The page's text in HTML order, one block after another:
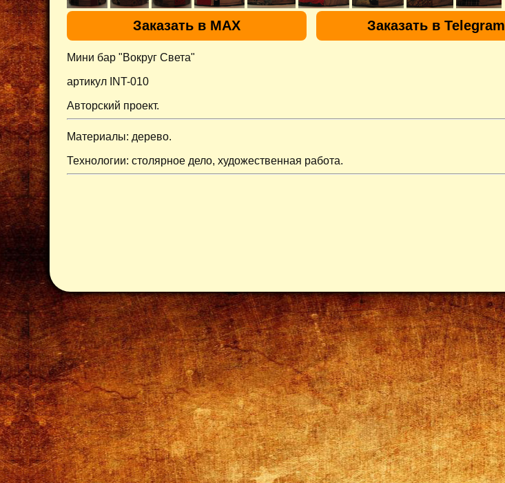
Заказать в MAX Заказать в Telegram
Мини бар "Вокруг Света"
артикул INT-010
Авторский проект.
Материалы: дерево.
Технологии: столярное дело, художественная работа.